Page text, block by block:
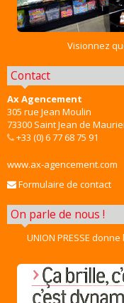
Visionnez
Contact
Ax Agencement
305 rue Jean Moulin
73300 Saint Jean de
+33 (0) 6 77 68 75 91
www.ax-agencement.com
Formulaire de contact
On parle de nous !
UNION PRESSE